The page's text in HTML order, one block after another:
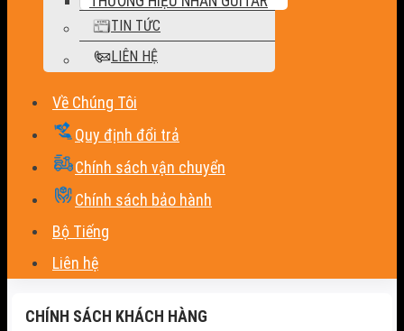
TIN TỨC
LIÊN HỆ
Về Chúng Tôi
Quy định đổi trả
Chính sách vận chuyển
Chính sách bảo hành
Bộ Tiếng
Liên hệ
CHÍNH SÁCH KHÁCH HÀNG